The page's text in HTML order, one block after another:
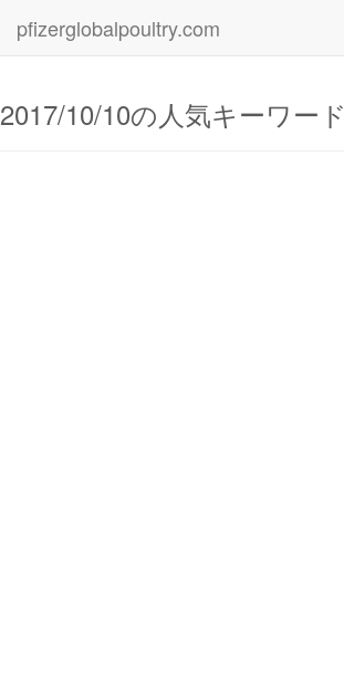
pfizerglobalpoultry.com
2017/10/10の人気キーワード